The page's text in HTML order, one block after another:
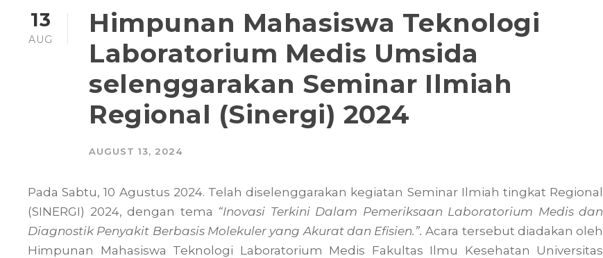
13
AUG
Himpunan Mahasiswa Teknologi
Laboratorium Medis Umsida
selenggarakan Seminar Ilmiah
Regional (Sinergi) 2024
AUGUST 13, 2024
Pada Sabtu, 10 Agustus 2024. Telah diselenggarakan kegiatan Seminar Ilmiah tingkat Regional
(SINERGI) 2024, dengan tema “Inovasi Terkini Dalam Pemeriksaan Laboratorium Medis dan
Diagnostik Penyakit Berbasis Molekuler yang Akurat dan Efisien.”.Acara tersebut diadakan oleh
Himpunan Mahasiswa Teknologi Laboratorium Medis Fakultas Ilmu Kesehatan Universitas